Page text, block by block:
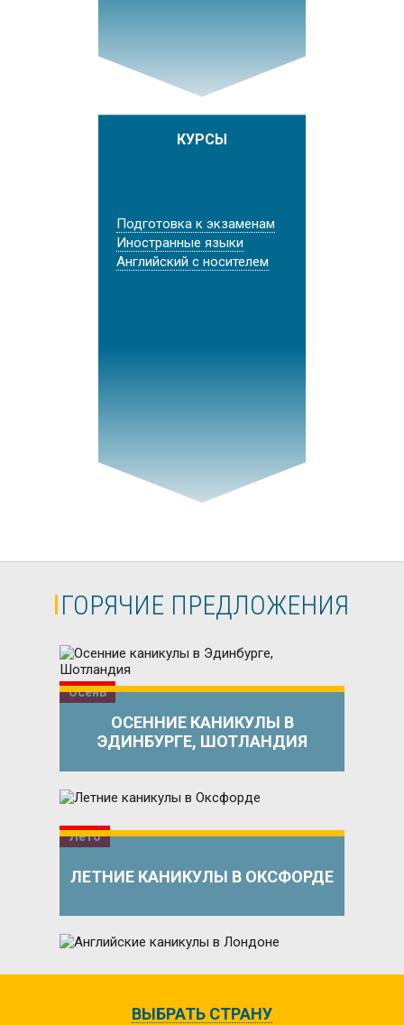
КУРСЫ
Подготовка к экзаменам
Иностранные языки
Английский с носителем
ГОРЯЧИЕ ПРЕДЛОЖЕНИЯ
Осень
ОСЕННИЕ КАНИКУЛЫ В
ЭДИНБУРГЕ, ШОТЛАНДИЯ
Лето
ЛЕТНИЕ КАНИКУЛЫ В ОКСФОРДЕ
АНГЛИЙСКИЕ КАНИКУЛЫ В
ВЫБРАТЬ СТРАНУ